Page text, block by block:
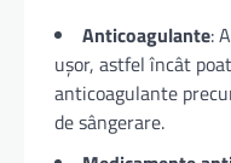
Anticoagulante:
ușor, astfel încât
anticoagulante
de sângerare.